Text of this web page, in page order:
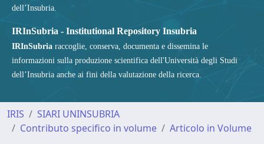
dell’Insubria.
IRInSubria - Institutional Repository Insubria
IRInSubria raccoglie, conserva, documenta e dissemina le
informazioni sulla produzione scientifica dell'Università degli Studi
dell’Insubria anche ai fini della valutazione della ricerca.
IRIS
SIARI UNINSUBRIA
Contributo specifico in volume
Articolo in Volume